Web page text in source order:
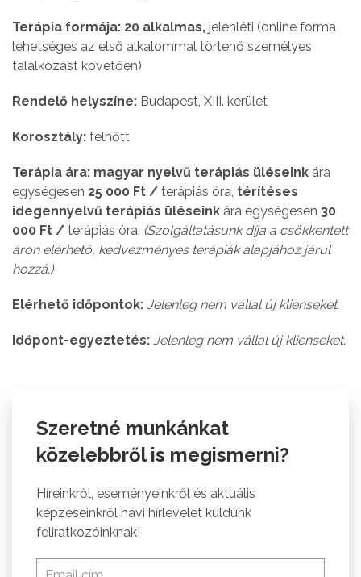
Terápia formája: 20 alkalmas, jelenléti (online forma
lehetséges az első alkalommal történő személyes
találkozást követően)
Rendelő helyszíne: Budapest, XIII. kerület
Korosztály: felnőtt
Terápia ára: magyar nyelvű terápiás üléseink ára
egységesen 25 000 Ft / terápiás óra, térítéses
idegennyelvű terápiás üléseink ára egységesen 30
000 Ft / terápiás óra. (Szolgáltatásunk díja a csökkentett
áron elérhető, kedvezményes terápiák alapjához járul
hozzá.)
Elérhető időpontok: Jelenleg nem vállal új klienseket.
Időpont-egyeztetés: Jelenleg nem vállal új klienseket.
Szeretné munkánkat
közelebbről is megismerni?
Híreinkről, eseményeinkről és aktuális
képzéseinkről havi hírlevelet küldünk
feliratkozóinknak!